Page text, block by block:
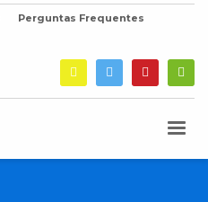
Perguntas Frequentes